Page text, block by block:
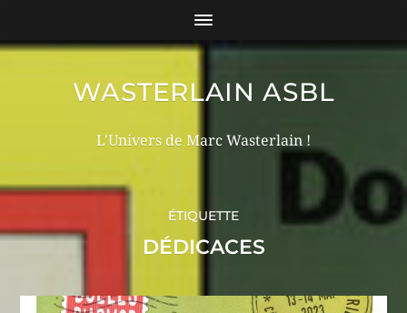
WASTERLAIN ASBL
L'Univers de Marc Wasterlain !
ÉTIQUETTE
DÉDICACES